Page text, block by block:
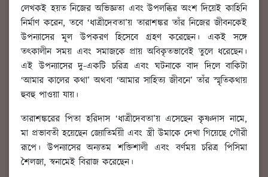
লেখকই হয়ত নিজের অভিজ্ঞতা এবং উপলব্ধির অংশ দিয়েই কাহিনি
নির্মাণ করেন, তবে ‘ধাত্রীদেবতা’য় তারাশঙ্কর তাঁর নিজের জীবনকেই
উপন্যাসের মূল উপকরণ হিসেবে গ্রহণ করেছেন। একই সঙ্গে
তৎকালীন সময় এবং সমাজকে প্রায় অবিকৃতভাবেই তুলে ধরেছেন।
এই উপন্যাসের দু-একটি চরিত্র এবং ঘটনাকে বাদ দিলে বাকিটা
‘আমার কালের কথা’ অথবা ‘আমার সাহিত্য জীবনে’ তাঁর স্মৃতিকথায়
হুবহু পাওয়া যায়।
তারাশঙ্করের পিতা হরিদাস ‘ধাত্রীদেবতা’য় এসেছেন কৃষ্ণদাস নামে,
মা প্রভাবতী হয়েছেন জ্যোতির্ময়ী এবং স্ত্রী উমাকে দেখা গিয়েছে গৌরী
রূপে। উপন্যাসের অন্যতম শক্তিশালী এবং বর্ণময় চরিত্র পিসিমা
শৈলজা, স্বনামেই বিরাজ করেছেন।